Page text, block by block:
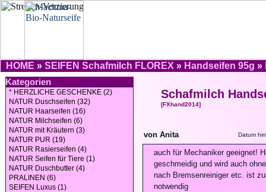
HOME » SEIFEN Schafmilch FLOREX » Handseifen 95g »
Kategorien
* HERZLICHE GESCHENKE (2)
NATUR Duschseifen (32)
NATUR Haarseifen (16)
NATUR Milchseifen (6)
NATUR mit Kräutern (3)
NATUR PUR (19)
NATUR Rasierseifen (4)
NATUR Seifen für Tiere (1)
NATUR Duschbutter (4)
PRALINEN (6)
SEIFEN Luxus (1)
Schafmilch
[FXhand2014]
von Anita Datum
auch für Mechaniker geeignet!
geschmeidig und wird auch
nach Bremsenreiniger etc. ist
notwendig